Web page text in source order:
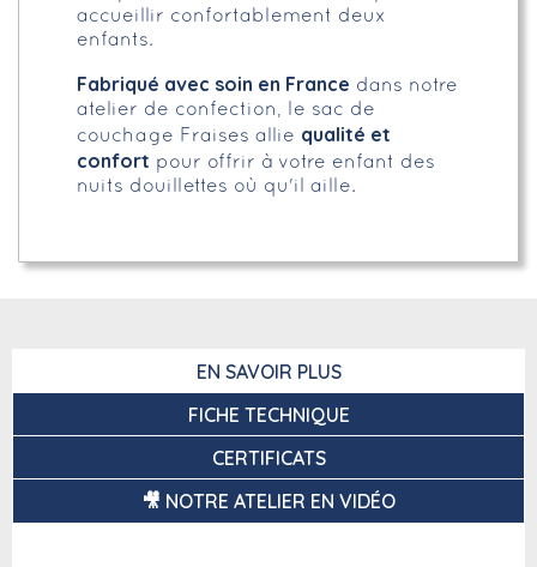
accueillir confortablement deux
enfants.
Fabriqué avec soin en France dans notre
atelier de confection, le sac de
couchage Fraises allie qualité et
confort pour offrir à votre enfant des
nuits douillettes où qu'il aille.
EN SAVOIR PLUS
FICHE TECHNIQUE
CERTIFICATS
🎥 NOTRE ATELIER EN VIDÉO